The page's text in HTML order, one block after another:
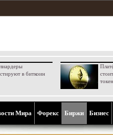
в биткоин
Мира Форекс Биржи Бизнес